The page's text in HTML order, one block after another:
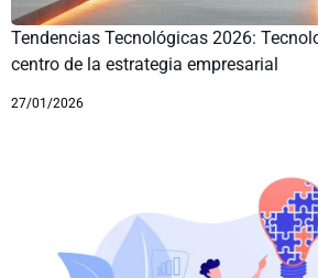
Tendencias Tecnológicas 2026:
centro de la estrategia empresarial
27/01/2026